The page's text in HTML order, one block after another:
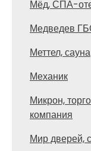
Мёд, СПА-
Медведев
Меттел, сауна
Механик
Микрон,
компания
Мир дверей,